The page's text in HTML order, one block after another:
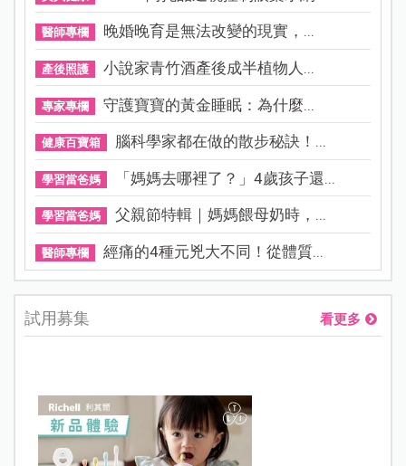
醫師專欄 晚婚晚育是無法改變的現實，...
產後照護 小說家青竹酒產後成半植物人...
專家專欄 守護寶寶的黃金睡眠：為什麼...
健康百寶箱 腦科學家都在做的散步秘訣！...
學習當爸媽 「媽媽去哪裡了？」4歲孩子還...
學習當爸媽 父親節特輯｜媽媽餵母奶時，...
醫師專欄 經痛的4種元兇大不同！從體質...
試用募集 看更多